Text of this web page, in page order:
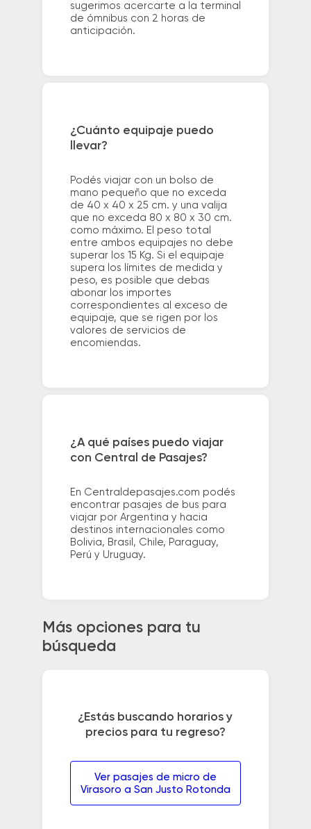
sugerimos acercarte a la terminal
de ómnibus con 2 horas de
anticipación.
¿Cuánto equipaje puedo
llevar?
Podés viajar con un bolso de
mano pequeño que no exceda
de 40 x 40 x 25 cm. y una valija
que no exceda 80 x 80 x 30 cm.
como máximo. El peso total
entre ambos equipajes no debe
superar los 15 Kg. Si el equipaje
supera los límites de medida y
peso, es posible que debas
abonar los importes
correspondientes al exceso de
equipaje, que se rigen por los
valores de servicios de
encomiendas.
¿A qué países puedo viajar
con Central de Pasajes?
En Centraldepasajes.com podés
encontrar pasajes de bus para
viajar por Argentina y hacia
destinos internacionales como
Bolivia, Brasil, Chile, Paraguay,
Perú y Uruguay.
Más opciones para tu
búsqueda
¿Estás buscando horarios y
precios para tu regreso?
Ver pasajes de micro de
Virasoro a San Justo Rotonda